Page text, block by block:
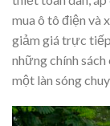
mua ô tô điện và
giảm giá trực
những chính
một làn sóng